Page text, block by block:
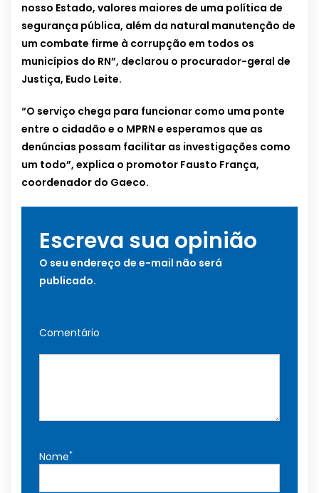
nosso Estado, valores maiores de uma política de
segurança pública, além da natural manutenção de
um combate firme à corrupção em todos os
municípios do RN”, declarou o procurador-geral de
Justiça, Eudo Leite.
“O serviço chega para funcionar como uma ponte
entre o cidadão e o MPRN e esperamos que as
denúncias possam facilitar as investigações como
um todo”, explica o promotor Fausto França,
coordenador do Gaeco.
Escreva sua opinião
O seu endereço de e-mail não será
publicado.
Comentário
Nome*